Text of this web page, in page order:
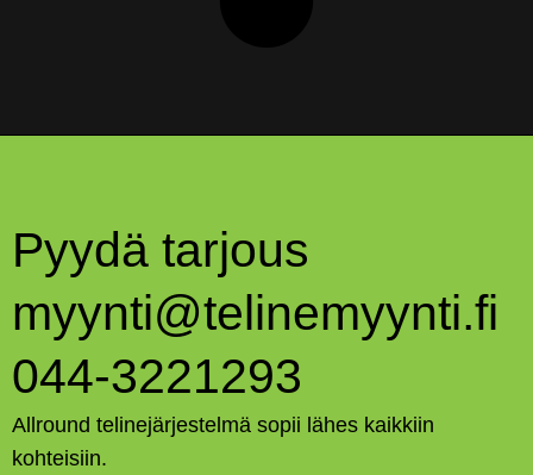
Pyydä tarjous
myynti@telinemyynti.fi
044-3221293
Allround telinejärjestelmä sopii lähes kaikkiin
kohteisiin.